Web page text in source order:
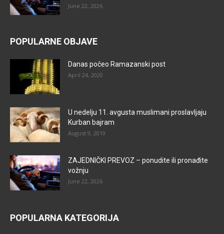
June 22, 2026
POPULARNE OBJAVE
Danas počeo Ramazanski post
April 24, 2020
U nedelju 11. avgusta muslimani proslavljaju
Kurban bajram
August 9, 2019
ZAJEDNIČKI PREVOZ – ponudite ili pronađite
vožnju
June 22, 2026
POPULARNA KATEGORIJA